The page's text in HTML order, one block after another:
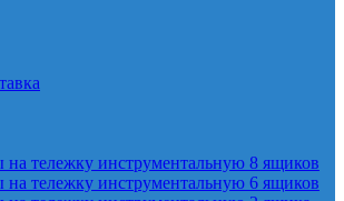
тележку инструментальную 8 ящиков
тележку инструментальную 6 ящиков